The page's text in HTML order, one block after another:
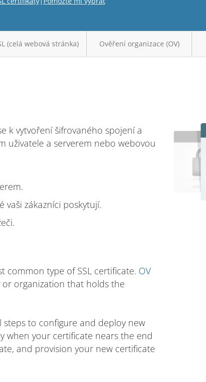
(celá webová stránka) Ověření organizace (OV)
k vytvoření šifrovaného spojení a
uživatele a serverem nebo webovou
vaši zákazníci poskytují.
common type of SSL certificate. OV
organization that holds the
to configure and deploy new
when your certificate nears the end
and provision your new certificate